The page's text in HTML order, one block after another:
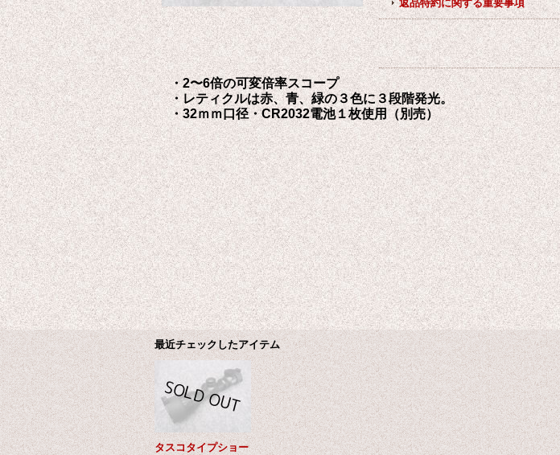
返品特約に関する重要事項
・2〜6倍の可変倍率スコープ
・レティクルは赤、青、緑の３色に３段階発光。
・32ｍｍ口径・CR2032電池１枚使用（別売）
最近チェックしたアイテム
タスコタイプショー